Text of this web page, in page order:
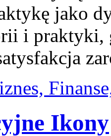
jako
i praktyki,
Ikony